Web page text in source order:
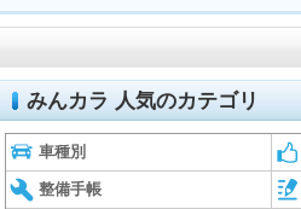
みんカラ 人気のカテゴリ
車種別
整備手帳